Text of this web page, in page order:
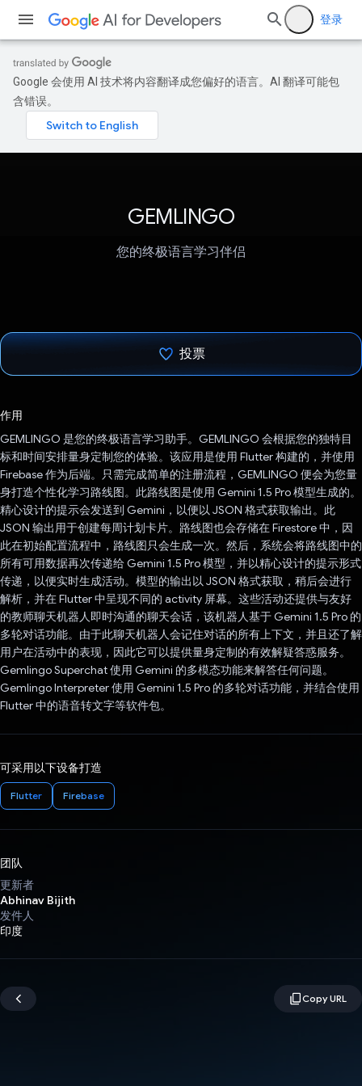
登录
Google 会使用 AI 技术将内容翻译成您偏好的语言。AI 翻译可能包
含错误。
GEMLINGO
您的终极语言学习伴侣
投票
作用
GEMLINGO 是您的终极语言学习助手。GEMLINGO 会根据您的独特目
标和时间安排量身定制您的体验。该应用是使用 Flutter 构建的，并使用
Firebase 作为后端。只需完成简单的注册流程，GEMLINGO 便会为您量
身打造个性化学习路线图。此路线图是使用 Gemini 1.5 Pro 模型生成的。
精心设计的提示会发送到 Gemini，以便以 JSON 格式获取输出。此
JSON 输出用于创建每周计划卡片。路线图也会存储在 Firestore 中，因
此在初始配置流程中，路线图只会生成一次。然后，系统会将路线图中的
所有可用数据再次传递给 Gemini 1.5 Pro 模型，并以精心设计的提示形式
传递，以便实时生成活动。模型的输出以 JSON 格式获取，稍后会进行
解析，并在 Flutter 中呈现不同的 activity 屏幕。这些活动还提供与友好
的教师聊天机器人即时沟通的聊天会话，该机器人基于 Gemini 1.5 Pro 的
多轮对话功能。由于此聊天机器人会记住对话的所有上下文，并且还了解
用户在活动中的表现，因此它可以提供量身定制的有效解疑答惑服务。
Gemlingo Superchat 使用 Gemini 的多模态功能来解答任何问题。
Gemlingo Interpreter 使用 Gemini 1.5 Pro 的多轮对话功能，并结合使用
Flutter 中的语音转文字等软件包。
可采用以下设备打造
Flutter Firebase
团队
更新者
Abhinav Bijith
发件人
印度